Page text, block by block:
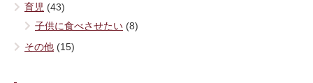
育児 (43)
子供に食べさせたい (8)
その他 (15)